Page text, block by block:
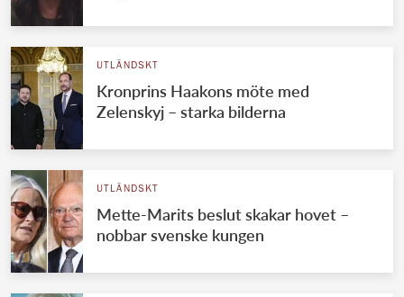
UTLÄNDSKT
Kronprins Haakons möte med
Zelenskyj – starka bilderna
UTLÄNDSKT
Mette-Marits beslut skakar hovet –
nobbar svenske kungen